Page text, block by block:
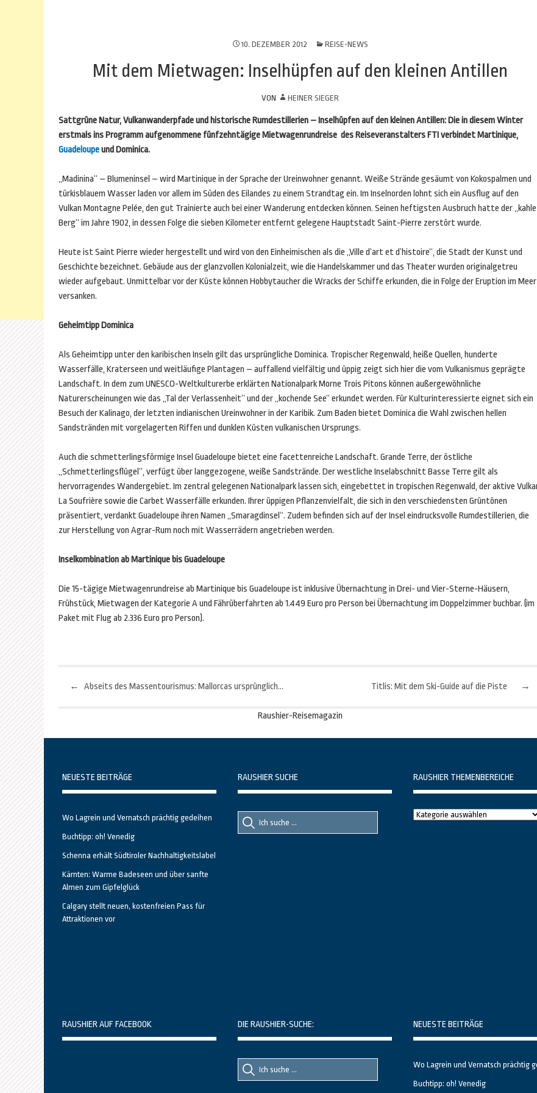
10. DEZEMBER 2012 REISE-NEWS
Mit dem Mietwagen: Inselhüpfen auf den kleinen Antillen
VON HEINER SIEGER
Sattgrüne Natur, Vulkanwanderpfade und historische Rumdestillerien – Inselhüpfen auf den kleinen Antillen: Die in diesem Winter
erstmals ins Programm aufgenommene fünfzehntägige Mietwagenrundreise des Reiseveranstalters FTI verbindet Martinique,
Guadeloupeund Dominica.
„Madinina“ – Blumeninsel – wird Martinique in der Sprache der Ureinwohner genannt. Weiße Strände gesäumt von Kokospalmen und
türkisblauem Wasser laden vor allem im Süden des Eilandes zu einem Strandtag ein. Im Inselnorden lohnt sich ein Ausflug auf den
Vulkan Montagne Pelée, den gut Trainierte auch bei einer Wanderung entdecken können. Seinen heftigsten Ausbruch hatte der „kahle
Berg“ im Jahre 1902, in dessen Folge die sieben Kilometer entfernt gelegene Hauptstadt Saint-Pierre zerstört wurde.
Heute ist Saint Pierre wieder hergestellt und wird von den Einheimischen als die „Ville d’art et d’histoire“, die Stadt der Kunst und
Geschichte bezeichnet. Gebäude aus der glanzvollen Kolonialzeit, wie die Handelskammer und das Theater wurden originalgetreu
wieder aufgebaut. Unmittelbar vor der Küste können Hobbytaucher die Wracks der Schiffe erkunden, die in Folge der Eruption im Meer
versanken.
Geheimtipp Dominica
Als Geheimtipp unter den karibischen Inseln gilt das ursprüngliche Dominica. Tropischer Regenwald, heiße Quellen, hunderte
Wasserfälle, Kraterseen und weitläufige Plantagen – auffallend vielfältig und üppig zeigt sich hier die vom Vulkanismus geprägte
Landschaft. In dem zum UNESCO-Weltkulturerbe erklärten Nationalpark Morne Trois Pitons können außergewöhnliche
Naturerscheinungen wie das „Tal der Verlassenheit“ und der „kochende See“ erkundet werden. Für Kulturinteressierte eignet sich ein
Besuch der Kalinago, der letzten indianischen Ureinwohner in der Karibik. Zum Baden bietet Dominica die Wahl zwischen hellen
Sandstränden mit vorgelagerten Riffen und dunklen Küsten vulkanischen Ursprungs.
Auch die schmetterlingsförmige Insel Guadeloupe bietet eine facettenreiche Landschaft. Grande Terre, der östliche
„Schmetterlingsflügel“, verfügt über langgezogene, weiße Sandstrände. Der westliche Inselabschnitt Basse Terre gilt als
hervorragendes Wandergebiet. Im zentral gelegenen Nationalpark lassen sich, eingebettet in tropischen Regenwald, der aktive
La Soufrière sowie die Carbet Wasserfälle erkunden. Ihrer üppigen Pflanzenvielfalt, die sich in den verschiedensten Grüntönen
präsentiert, verdankt Guadeloupe ihren Namen „Smaragdinsel“. Zudem befinden sich auf der Insel eindrucksvolle Rumdestillerien, die
zur Herstellung von Agrar-Rum noch mit Wasserrädern angetrieben werden.
Inselkombination ab Martinique bis Guadeloupe
Die 15-tägige Mietwagenrundreise ab Martinique bis Guadeloupe ist inklusive Übernachtung in Drei- und Vier-Sterne-Häusern,
Frühstück, Mietwagen der Kategorie A und Fährüberfahrten ab 1.449 Euro pro Person bei Übernachtung im Doppelzimmer buchbar. (im
Paket mit Flug ab 2.336 Euro pro Person).
Beitragsnavigation
← Abseits des Massentourismus: Mallorcas ursprünglicher Westen →
Titlis: Mit dem Ski-Guide auf die Piste
Raushier-Reisemagazin
NEUESTE BEITRÄGE
Wo Lagrein und Vernatsch prächtig gedeihen
Buchtipp: oh! Venedig
Schenna erhält Südtiroler Nachhaltigkeitslabel
Kärnten: Warme Badeseen und über sanfte
Almen zum Gipfelglück
Calgary stellt neuen, kostenfreien Pass für
Attraktionen vor
RAUSHIER SUCHE
Suche
nach::
Suche
nach:
RAUSHIER THEMENBEREICHE
Raushier
RAUSHIER AUF FACEBOOK DIE RAUSHIER-SUCHE:
Suche
nach::
Suche
nach:
NEUESTE BEITRÄGE
Wo Lagrein und Vernatsch prächtig
Buchtipp: oh! Venedig